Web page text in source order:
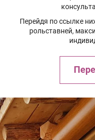
Перейдя по ссылке
рольставней,